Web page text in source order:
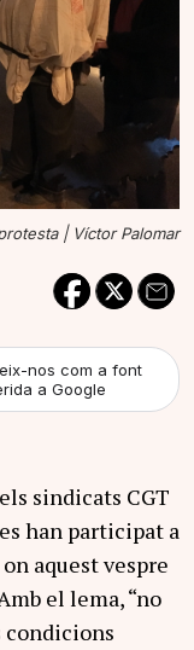
| Víctor Palomar
nos com a font
a Google
sindicats CGT
han participat a
aquest vespre
el lema, “no
condicions